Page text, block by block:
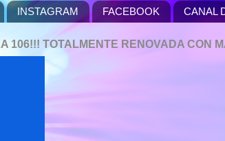
INSTAGRAM FACEBOOK CANAL
106!!! TOTALMENTE RENOVADA CON